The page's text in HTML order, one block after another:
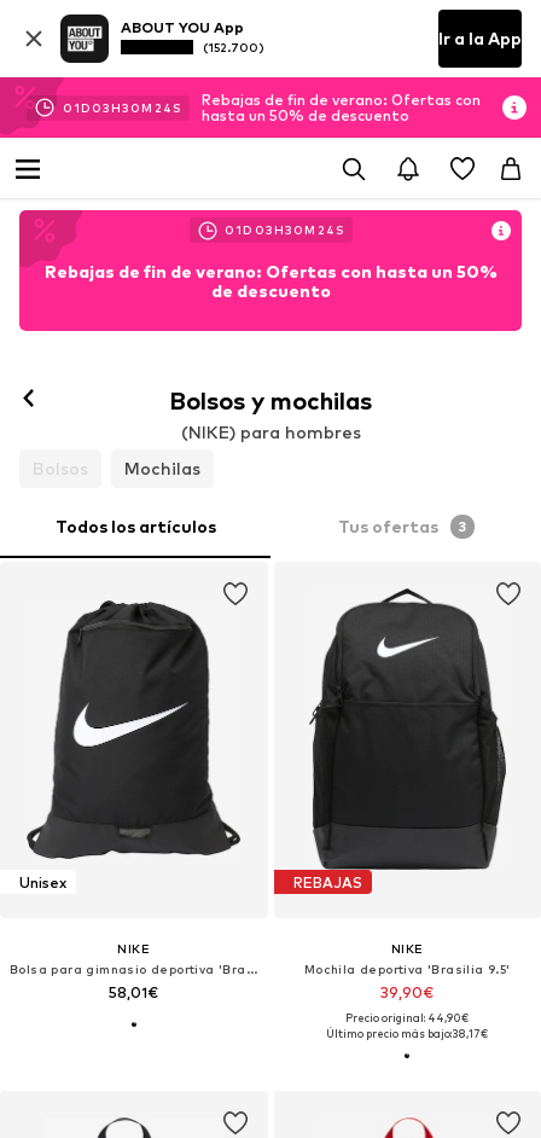
ABOUT YOU App
(152.700) Ir a la App
01D 03H30M 22 S
Rebajas de fin de verano: Ofertas con
hasta un 50% de descuento
01D 03H30M 22 S
Rebajas de fin de verano: Ofertas con hasta un 50%
de descuento
Bolsos y mochilas
(NIKE) para hombres
Bolsos
Mochilas
Todos los artículos Tus ofertas 3
Unisex
NIKE
Bolsa para gimnasio deportiva 'Brasilia'
58,01€
REBAJAS
NIKE
Mochila deportiva 'Brasilia 9.5'
39,90€
Precio original: 44,90€
Último precio más bajo:38,17€